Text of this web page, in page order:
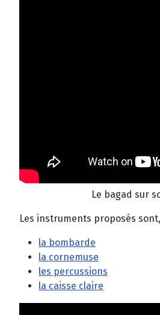
Le bagad sur
Les instruments proposés
la bombarde
la cornemuse
les percussions
la caisse claire